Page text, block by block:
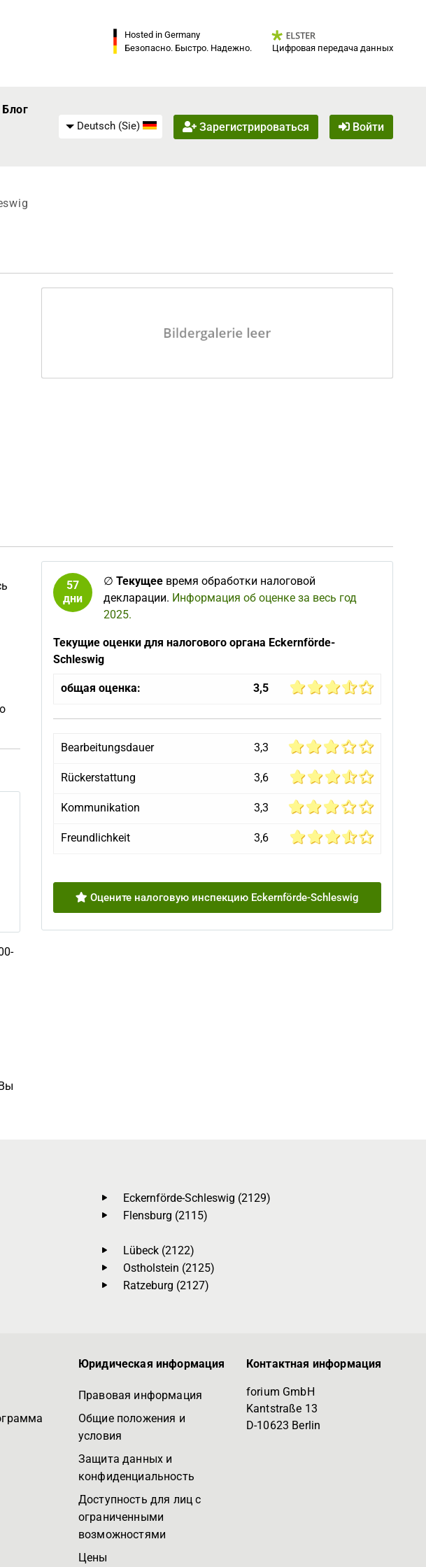
Hosted in Germany
Безопасно. Быстро. Надежно.
Цифровая передача данных
Блог
Deutsch (Sie) Зарегистрироваться Войти
57
дни
∅ Текущеевремя обработки налоговой
декларации. Информация об оценке за весь год
2025.
Текущие оценки для налогового органа Eckernförde-
Schleswig
общая оценка: 3,5
Bearbeitungsdauer 3,3
Rückerstattung 3,6
Kommunikation 3,3
Freundlichkeit 3,6
Оцените налоговую инспекцию Eckernförde-Schleswig
Eckernförde-Schleswig (2129)
Flensburg (2115)
Lübeck (2122)
Ostholstein (2125)
Ratzeburg (2127)
Юридическая информация
Правовая информация
Общие положения и
условия
Защита данных и
конфиденциальность
Доступность для лиц с
ограниченными
возможностями
Цены
Контактная информация
forium GmbH
Kantstraße 13
D-10623 Berlin